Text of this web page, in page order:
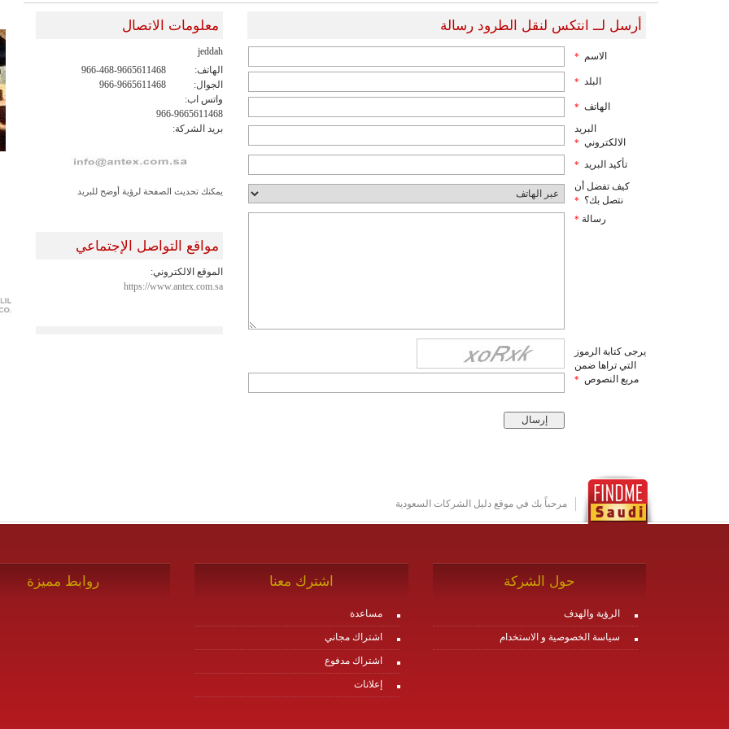
أرسل لــ انتكس لنقل الطرود رسالة
الاسم *
البلد *
الهاتف *
البريد
الالكتروني *
تأكيد البريد *
كيف تفضل أن
نتصل بك؟ *
رسالة *
يرجى كتابة الرموز
التي تراها ضمن
مربع النصوص *
معلومات الاتصال
jeddah
الهاتف:
966-468-9665611468
الجوال:
966-9665611468
واتس اب:
966-9665611468
بريد الشركة:
يمكنك تحديث الصفحة لرؤية أوضح للبريد
مواقع التواصل الإجتماعي
الموقع الالكتروني:
https://www.antex.com.sa
مرحباً بك في موقع دليل الشركات السعودية
حول الشركة
الرؤية والهدف
سياسة الخصوصية و الاستخدام
اشترك معنا
مساعدة
اشتراك مجاني
اشتراك مدفوع
إعلانات
روابط مميزة